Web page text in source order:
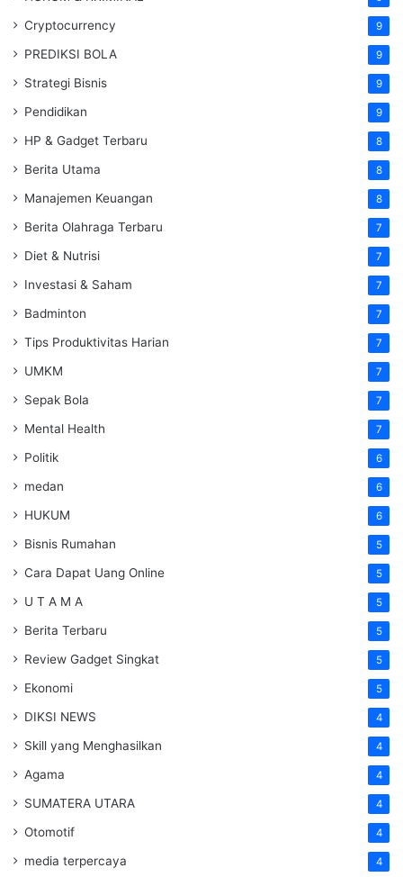
Cryptocurrency 9
PREDIKSI BOLA 9
Strategi Bisnis 9
Pendidikan 9
HP & Gadget Terbaru 8
Berita Utama 8
Manajemen Keuangan 8
Berita Olahraga Terbaru 7
Diet & Nutrisi 7
Investasi & Saham 7
Badminton 7
Tips Produktivitas Harian 7
UMKM 7
Sepak Bola 7
Mental Health 7
Politik 6
medan 6
HUKUM 6
Bisnis Rumahan 5
Cara Dapat Uang Online 5
U T A M A 5
Berita Terbaru 5
Review Gadget Singkat 5
Ekonomi 5
DIKSI NEWS 4
Skill yang Menghasilkan 4
Agama 4
SUMATERA UTARA 4
Otomotif 4
media terpercaya 4